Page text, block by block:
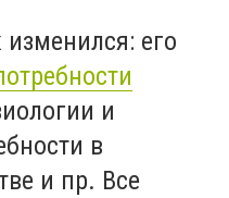
его
и
в
и пр. Все